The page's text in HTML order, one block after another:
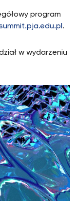
program
.
w wydarzeniu